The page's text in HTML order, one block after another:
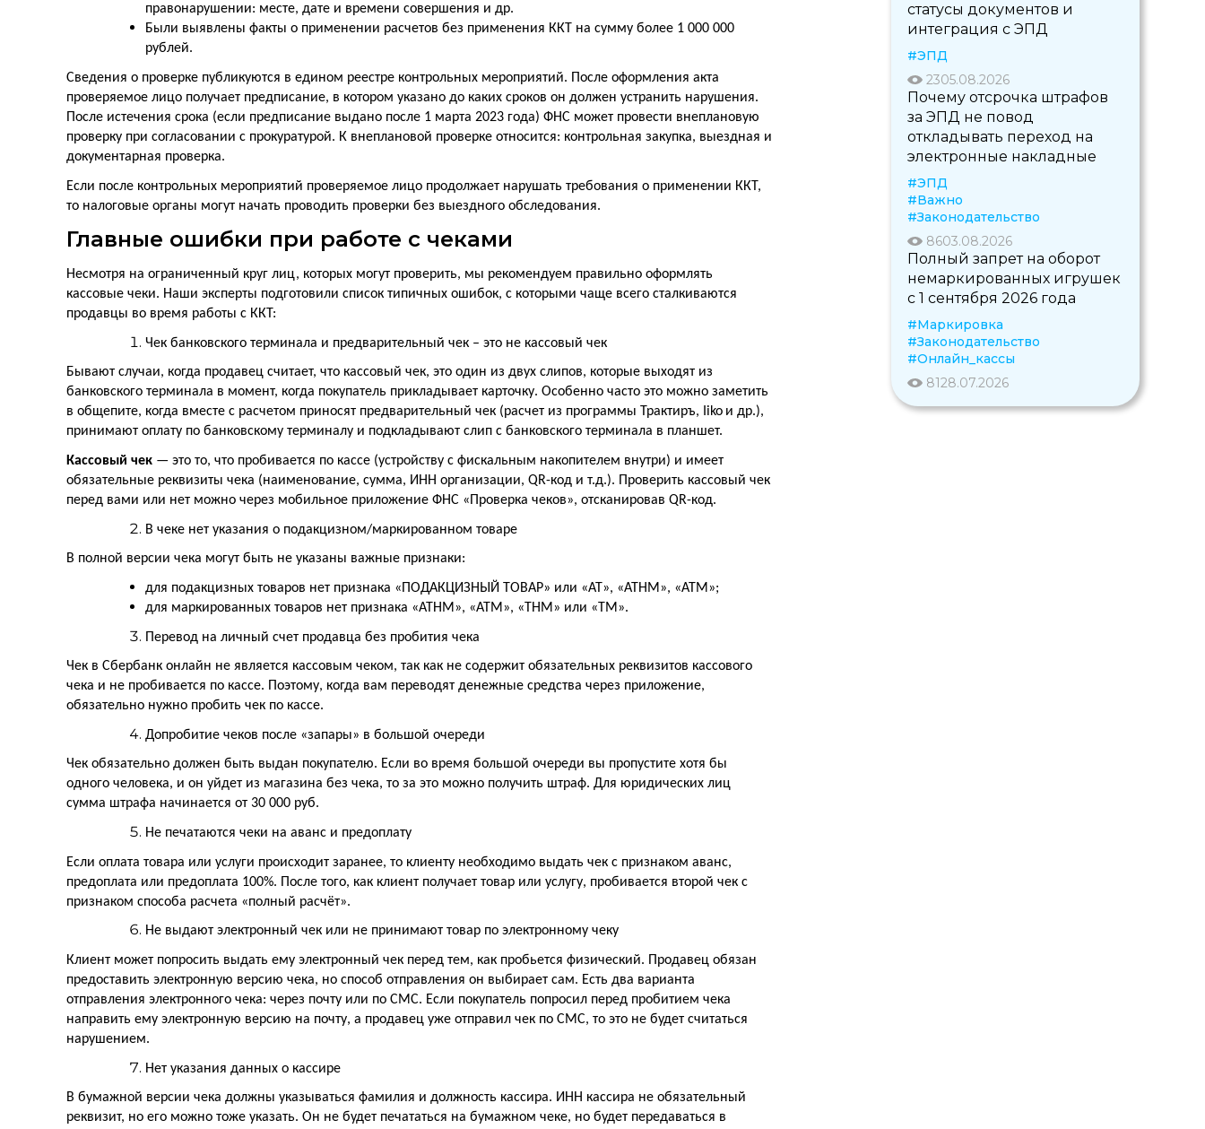
правонарушении: месте, дате и времени совершения и др.
Были выявлены факты о применении расчетов без применения ККТ на сумму более 1 000 000
рублей.
Сведения о проверке публикуются в едином реестре контрольных мероприятий. После оформления акта
проверяемое лицо получает предписание, в котором указано до каких сроков он должен устранить нарушения.
После истечения срока (если предписание выдано после 1 марта 2023 года) ФНС может провести внеплановую
проверку при согласовании с прокуратурой. К внеплановой проверке относится: контрольная закупка, выездная и
документарная проверка.
Если после контрольных мероприятий проверяемое лицо продолжает нарушать требования о применении ККТ,
то налоговые органы могут начать проводить проверки без выездного обследования.
Главные ошибки при работе с чеками
Несмотря на ограниченный круг лиц, которых могут проверить, мы рекомендуем правильно оформлять
кассовые чеки. Наши эксперты подготовили список типичных ошибок, с которыми чаще всего сталкиваются
продавцы во время работы с ККТ:
Чек банковского терминала и предварительный чек – это не кассовый чек
Бывают случаи, когда продавец считает, что кассовый чек, это один из двух слипов, которые выходят из
банковского терминала в момент, когда покупатель прикладывает карточку. Особенно часто это можно заметить
в общепите, когда вместе с расчетом приносят предварительный чек (расчет из программы Трактиръ, Iiko и др.),
принимают оплату по банковскому терминалу и подкладывают слип с банковского терминала в планшет.
Кассовый чек— это то, что пробивается по кассе (устройству с фискальным накопителем внутри) и имеет
обязательные реквизиты чека (наименование, сумма, ИНН организации, QR-код и т.д.). Проверить кассовый чек
перед вами или нет можно через мобильное приложение ФНС «Проверка чеков», отсканировав QR-код.
В чеке нет указания о подакцизном/маркированном товаре
В полной версии чека могут быть не указаны важные признаки:
для подакцизных товаров нет признака «ПОДАКЦИЗНЫЙ ТОВАР» или «АТ», «АТНМ», «АТМ»;
для маркированных товаров нет признака «АТНМ», «АТМ», «ТНМ» или «ТМ».
Перевод на личный счет продавца без пробития чека
Чек в Сбербанк онлайн не является кассовым чеком, так как не содержит обязательных реквизитов кассового
чека и не пробивается по кассе. Поэтому, когда вам переводят денежные средства через приложение,
обязательно нужно пробить чек по кассе.
Допробитие чеков после «запары» в большой очереди
Чек обязательно должен быть выдан покупателю. Если во время большой очереди вы пропустите хотя бы
одного человека, и он уйдет из магазина без чека, то за это можно получить штраф. Для юридических лиц
сумма штрафа начинается от 30 000 руб.
Не печатаются чеки на аванс и предоплату
Если оплата товара или услуги происходит заранее, то клиенту необходимо выдать чек с признаком аванс,
предоплата или предоплата 100%. После того, как клиент получает товар или услугу, пробивается второй чек с
признаком способа расчета «полный расчёт».
Не выдают электронный чек или не принимают товар по электронному чеку
Клиент может попросить выдать ему электронный чек перед тем, как пробьется физический. Продавец обязан
предоставить электронную версию чека, но способ отправления он выбирает сам. Есть два варианта
отправления электронного чека: через почту или по СМС. Если покупатель попросил перед пробитием чека
направить ему электронную версию на почту, а продавец уже отправил чек по СМС, то это не будет считаться
нарушением.
Нет указания данных о кассире
В бумажной версии чека должны указываться фамилия и должность кассира. ИНН кассира не обязательный
реквизит, но его можно тоже указать. Он не будет печататься на бумажном чеке, но будет передаваться в
статусы документов и
интеграция с ЭПД
#ЭПД
2305.08.2026
Почему отсрочка штрафов
за ЭПД не повод
откладывать переход на
электронные накладные
#ЭПД
#Важно
#Законодательство
8603.08.2026
Полный запрет на оборот
немаркированных игрушек
с 1 сентября 2026 года
#Маркировка
#Законодательство
#Онлайн_кассы
8128.07.2026